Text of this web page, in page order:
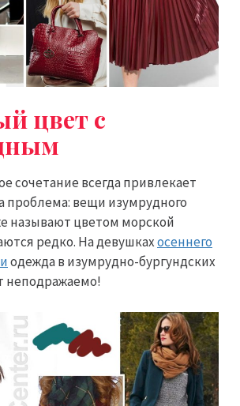
цвет с
сочетание всегда привлекает
проблема: вещи изумрудного
называют цветом морской
редко. На девушкахосеннего
одежда в изумрудно-бургундских
неподражаемо!